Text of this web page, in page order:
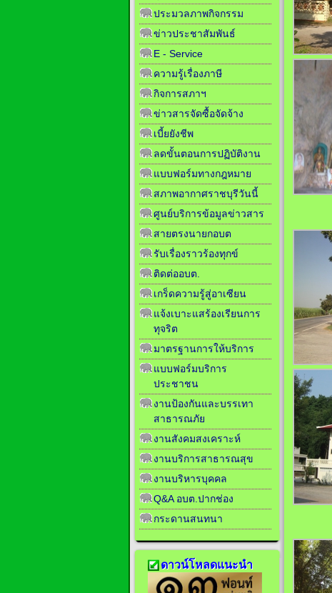
ประมวลภาพกิจกรรม
ข่าวประชาสัมพันธ์
E - Service
ความรู้เรื่องภาษี
กิจการสภาฯ
ข่าวสารจัดซื้อจัดจ้าง
เบี้ยยังชีพ
ลดขั้นตอนการปฏิบัติงาน
แบบฟอร์มทางกฎหมาย
สภาพอากาศราชบุรีวันนี้
ศูนย์บริการข้อมูลข่าวสาร
สายตรงนายกอบต
รับเรื่องราวร้องทุกข์
ติดต่ออบต.
เกร็ดความรู้สู่อาเซียน
แจ้งเบาะแสร้องเรียนการ
ทุจริต
มาตรฐานการให้บริการ
แบบฟอร์มบริการ
ประชาชน
งานป้องกันและบรรเทา
สาธารณภัย
งานสังคมสงเคราะห์
งานบริการสาธารณสุข
งานบริหารบุคคล
Q&A อบต.ปากช่อง
กระดานสนทนา
ดาวน์โหลดแนะนำ